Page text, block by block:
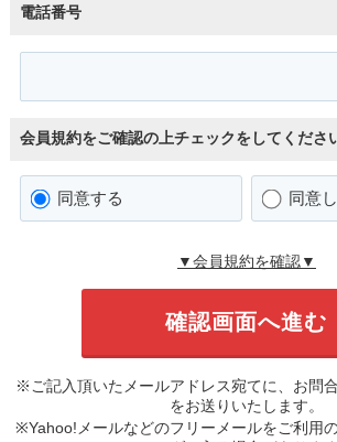
電話番号
会員規約をご確認の上チェックをしてくださ
同意する 同意
▼会員規約を確認▼
※ご記入頂いたメールアドレス宛てに、お問
をお送りいたします。
※Yahoo!メールなどのフリーメールをご利用